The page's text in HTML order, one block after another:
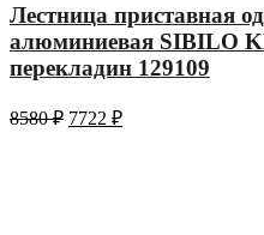
Лестница приставная
алюминиевая SIBILO
перекладин 129109
8580₽ 7722 ₽